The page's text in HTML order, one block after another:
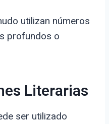
utilizan números
profundos o
Literarias
ser utilizado